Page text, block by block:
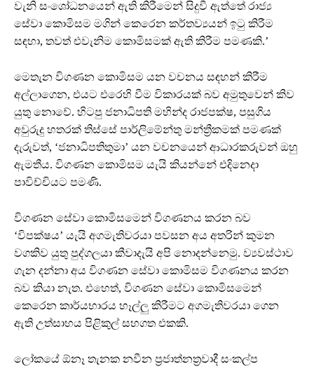
වැනි සංශෝධනයෙන් ඇති කිරීමෙන් සිදුවී ඇත්තේ රාජ්‍ය
සේවා කොමිසම මගින් කෙරෙන කර්තව්‍යයන් ඉටු කිරීම
සඳහා, තවත් එවැනිම කොමිසමක් ඇති කිරීම පමණකි.’
මෙතැන විගණන කොමිසම යන වචනය සඳහන් කිරීම
අල්ලාගෙන, එයට එරෙහි වීම විකාරයක් බව අමුතුවෙන් කිව
යුතු නොවේ. හිටපු ජනාධිපති මහින්ද රාජපක්ෂ, පසුගිය
අවුරුදු හතරක් තිස්සේ පාර්ලිමේන්තු මන්ත්‍රීකමක් පමණක්
දැරුවත්, ‘ජනාධිපතිතුමා’ යන වචනයෙන් ආධාරකරුවන් ඔහු
ඇමතීය. විගණන කොමිසම යැයි කියන්නේ එදිනෙදා
පාවිච්චියට පමණි.
විගණන සේවා කොමිසමෙන් විගණනය කරන බව
‘විපක්ෂය’ යැයි අගමැතිවරයා පවසන අය අතරින් කුමන
වගකිව යුතු පුද්ගලයා කීවාදැයි අපි නොදන්නෙමු. ව්‍යවස්ථාව
ගැන දන්නා අය විගණන සේවා කොමිසම විගණනය කරන
බව කියා නැත. එහෙත්, විගණන සේවා කොමිසමෙන්
කෙරෙන කාර්යභාරය හෑල්ලු කිරීමට අගමැතිවරයා ගෙන
ඇති උත්සාහය පිළිකුල් සහගත එකකි.
ලෝකයේ ඕනෑ තැනක නවීන ප්‍රජාත්නත්‍රවාදී සංකල්ප